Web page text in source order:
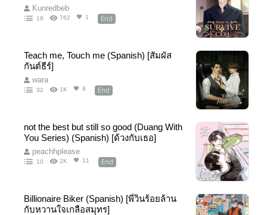
Kunredbeb
19 762 1 End
Teach me, Touch me (Spanish) [สัมผัส
กันต์ธีร์]
wara
32 1K 6 End
not the best but still so good (Duang With
You Series) (Spanish) [ด้วงกับเธอ]
peachhplease
10 2K 11 End
Billionaire Biker (Spanish) [พี่วินร้อยล้าน
กับหวานใจเกลือสมุทร]